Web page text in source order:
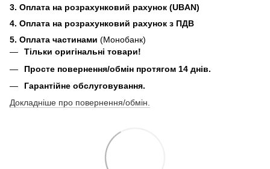
3. Оплата на розрахунковий рахунок (UBAN)
4. Оплата на розрахунковий рахунок з ПДВ
5. Оплата частинами (Монобанк)
Тільки оригінальні товари!
Просте повернення/обмін протягом 14 днів.
Гарантійне обслуговування.
Докладніше про повернення/обмін.